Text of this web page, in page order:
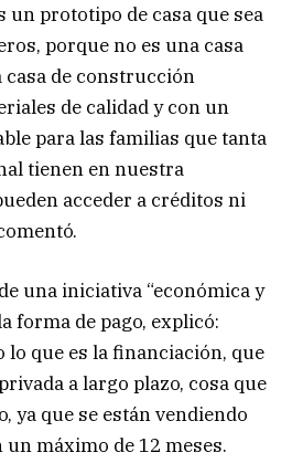
un prototipo de casa que sea
porque no es una casa
casa de construcción
de calidad y con un
para las familias que tanta
tienen en nuestra
acceder a créditos ni
una iniciativa “económica y
forma de pago, explicó:
lo que es la financiación, que
a largo plazo, cosa que
ya que se están vendiendo
un máximo de 12 meses.